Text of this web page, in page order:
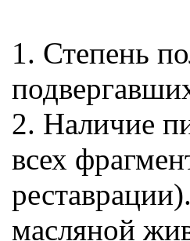
1. Степень
2. Наличие
всех
масляной